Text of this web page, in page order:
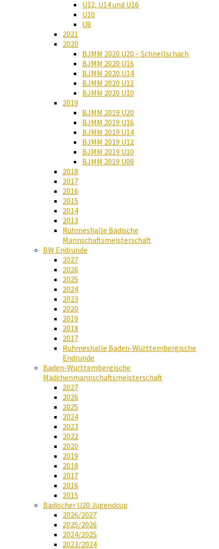
U12, U14 und U16
U10
U8
2021
2020
BJMM 2020 U20 – Schnellschach
BJMM 2020 U16
BJMM 2020 U14
BJMM 2020 U12
BJMM 2020 U10
2019
BJMM 2019 U20
BJMM 2019 U16
BJMM 2019 U14
BJMM 2019 U12
BJMM 2019 U10
BJMM 2019 U08
2018
2017
2016
2015
2014
2013
Ruhmeshalle Badische
Mannschaftsmeisterschaft
BW Endrunde
2027
2026
2025
2024
2023
2020
2019
2018
2017
Ruhmeshalle Baden-Württembergische
Endrunde
Baden-Württembergische
Mädchenmannschaftsmeisterschaft
2027
2026
2025
2024
2023
2022
2020
2019
2018
2017
2016
2015
Badischer U20 Jugendcup
2026/2027
2025/2026
2024/2025
2023/2024